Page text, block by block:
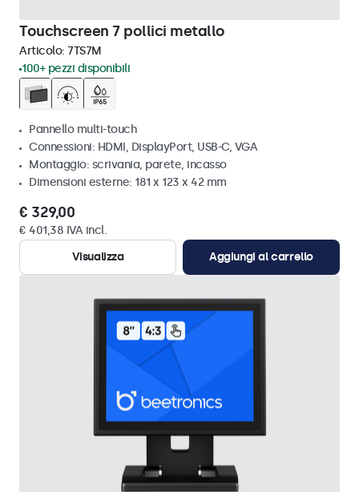
Touchscreen 7 pollici metallo
Articolo: 7TS7M
100+ pezzi disponibili
Pannello multi-touch
Connessioni: HDMI, DisplayPort, USB-C, VGA
Montaggio: scrivania, parete, incasso
Dimensioni esterne: 181 x 123 x 42 mm
€ 329,00
€ 401,38 IVA incl.
Visualizza
Aggiungi al carrello